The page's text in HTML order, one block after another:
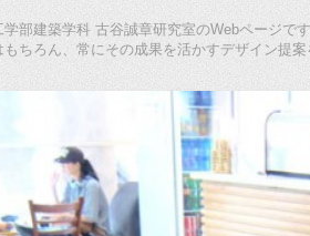
部建築学科 古谷誠章研究室のWebページです
ちろん、常にその成果を活かすデザイン提案